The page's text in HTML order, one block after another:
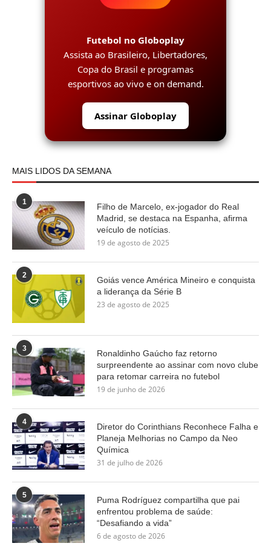
Futebol no Globoplay
Assista ao Brasileiro, Libertadores,
Copa do Brasil e programas
esportivos ao vivo e on demand.
Assinar Globoplay
MAIS LIDOS DA SEMANA
1
Filho de Marcelo, ex-jogador do Real
Madrid, se destaca na Espanha, afirma
veículo de notícias.
19 de agosto de 2025
2
Goiás vence América Mineiro e conquista
a liderança da Série B
23 de agosto de 2025
3
Ronaldinho Gaúcho faz retorno
surpreendente ao assinar com novo clube
para retomar carreira no futebol
19 de junho de 2026
4
Diretor do Corinthians Reconhece Falha e
Planeja Melhorias no Campo da Neo
Química
31 de julho de 2026
5
Puma Rodríguez compartilha que pai
enfrentou problema de saúde:
“Desafiando a vida”
6 de agosto de 2026